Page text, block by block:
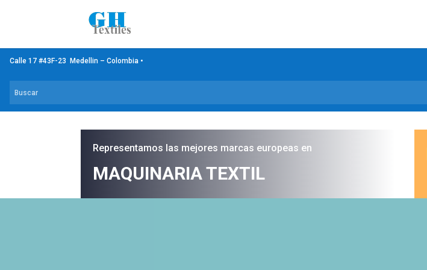
Calle 17 #43F-23 Medellin – Colombia •
Representamos las mejores marcas europeas en
MAQUINARIA TEXTIL